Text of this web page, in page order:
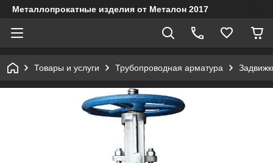
Металлопрокатные изделия от Металон 2017
Товары и услуги Трубопроводная арматура